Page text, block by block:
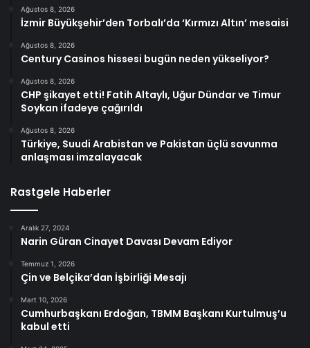
Ağustos 8, 2026
İzmir Büyükşehir’den Torbalı’da ‘Kırmızı Altın’ mesaisi
Ağustos 8, 2026
Century Casinos hissesi bugün neden yükseliyor?
Ağustos 8, 2026
CHP şikayet etti! Fatih Altaylı, Uğur Dündar ve Timur
Soykan ifadeye çağırıldı
Ağustos 8, 2026
Türkiye, Suudi Arabistan ve Pakistan üçlü savunma
anlaşması imzalayacak
Rastgele Haberler
Aralık 27, 2024
Narin Güran Cinayet Davası Devam Ediyor
Temmuz 1, 2026
Çin ve Belçika’dan İşbirliği Mesajı
Mart 10, 2026
Cumhurbaşkanı Erdoğan, TBMM Başkanı Kurtulmuş’u
kabul etti